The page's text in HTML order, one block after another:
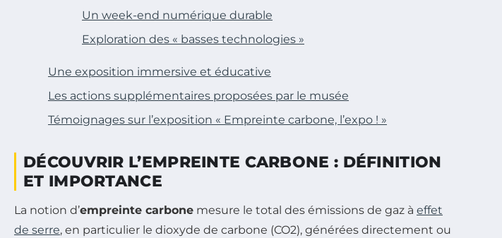
Un week-end numérique durable
Exploration des « basses technologies »
Une exposition immersive et éducative
Les actions supplémentaires proposées par le musée
Témoignages sur l’exposition « Empreinte carbone, l’expo ! »
DÉCOUVRIR L’EMPREINTE CARBONE : DÉFINITION
ET IMPORTANCE
La notion d’empreinte carbone mesure le total des émissions de gaz à effet
de serre, en particulier le dioxyde de carbone (CO2), générées directement ou